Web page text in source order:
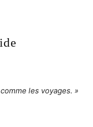
les voyages. »